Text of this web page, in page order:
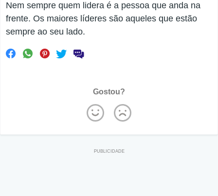
Nem sempre quem lidera é a pessoa que anda na
frente. Os maiores líderes são aqueles que estão
sempre ao seu lado.
Gostou?